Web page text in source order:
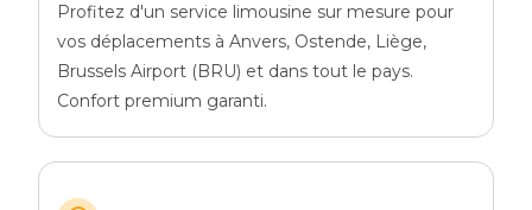
Profitez d'un service limousine sur mesure pour
vos déplacements à Anvers, Ostende, Liège,
Brussels Airport (BRU) et dans tout le pays.
Confort premium garanti.